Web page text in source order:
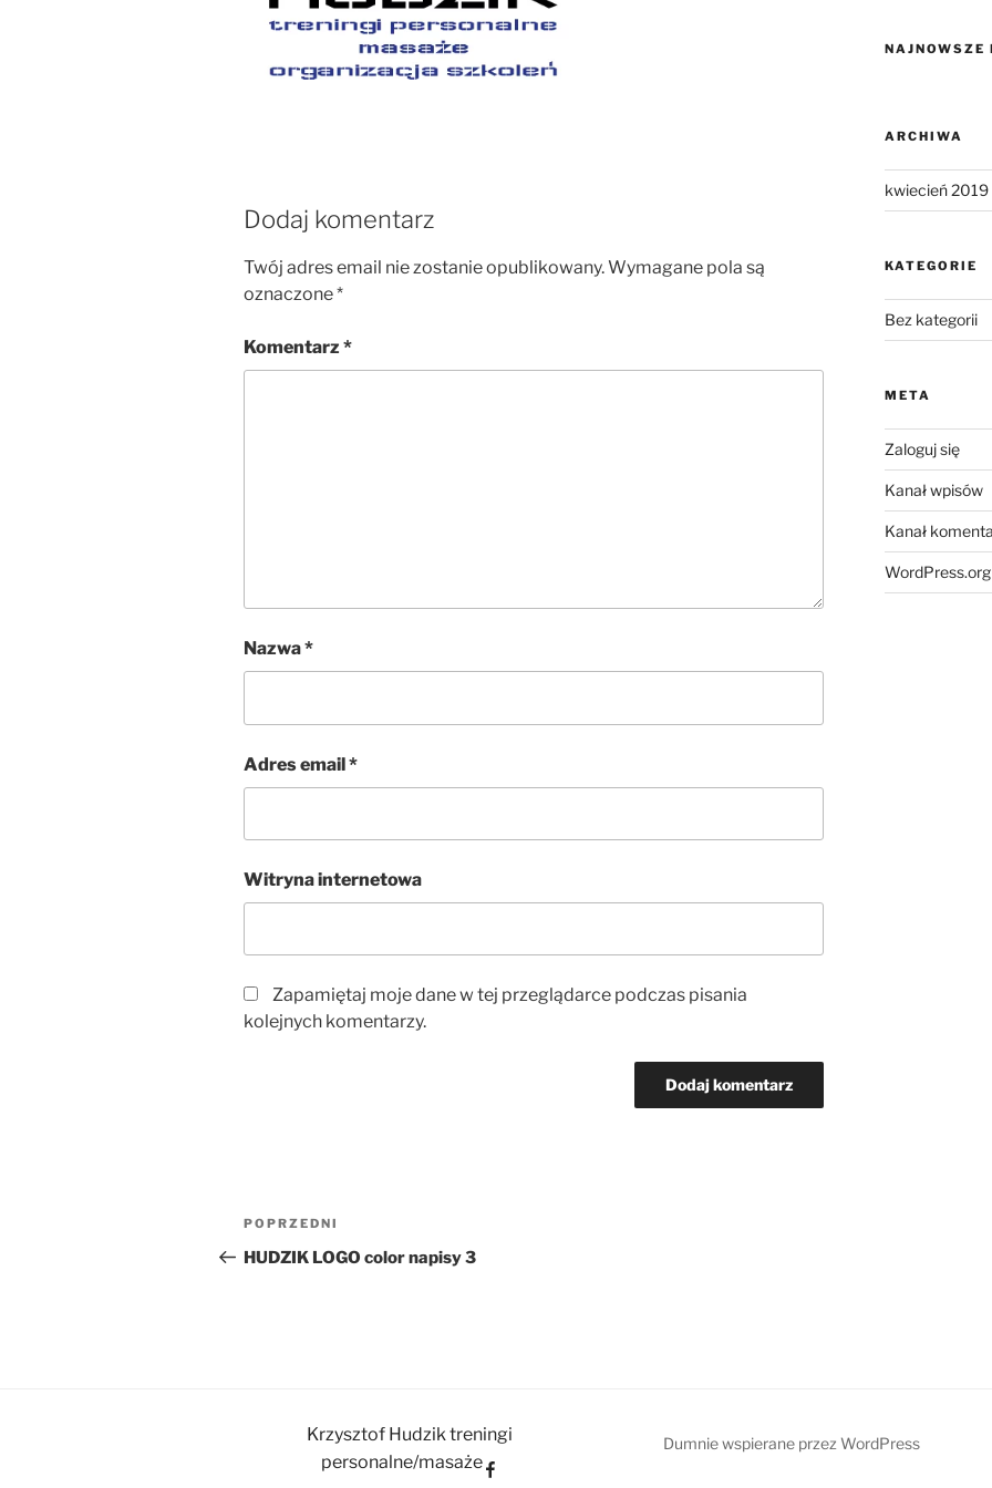
Dodaj komentarz
Twój adres email nie zostanie opublikowany.Wymagane pola są
oznaczone*
Komentarz *
Nazwa*
Adres email*
Witryna internetowa
Zapamiętaj moje dane w tej przeglądarce podczas pisania
kolejnych komentarzy.
Nawigacja
wpisu
Poprzedni
wpis
POPRZEDNI
HUDZIK LOGO color napisy 3
NAJNOWSZE
ARCHIWA
kwiecień 2019
KATEGORIE
Bez kategorii
META
Zaloguj się
Kanał wpisów
Kanał
WordPress.org
Krzysztof Hudzik treningi
personalne/masaże
Dumnie wspierane przez WordPress